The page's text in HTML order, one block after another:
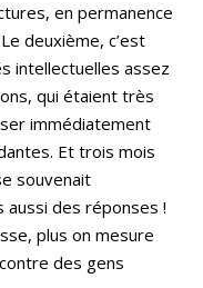
en permanence
deuxième, c’est
intellectuelles assez
qui étaient très
immédiatement
Et trois mois
souvenait
des réponses !
plus on mesure
des gens